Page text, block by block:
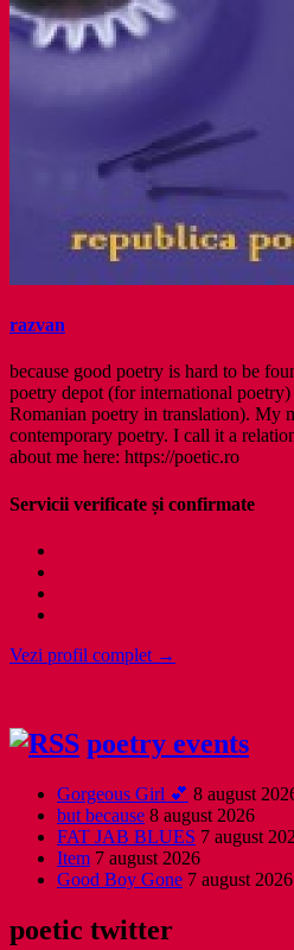
razvan
because good poetry is hard to be
poetry depot (for international
Romanian poetry in translation). My
contemporary poetry. I call it a
about me here: https://poetic.ro
Servicii verificate și confirmate
Vezi profil complet →
poetry events
Gorgeous Girl 💕 8 august
but because 8 august 2026
FAT JAB BLUES 7 august
Item 7 august 2026
Good Boy Gone 7 august 2026
poetic twitter